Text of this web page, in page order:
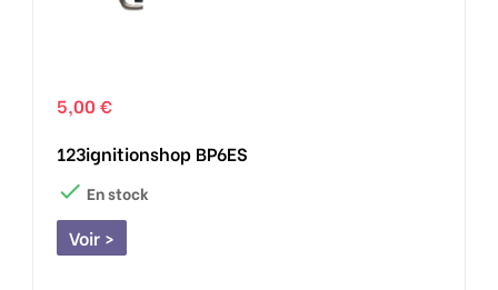
5,00 €
123ignitionshop BP6ES
 En stock
Voir >